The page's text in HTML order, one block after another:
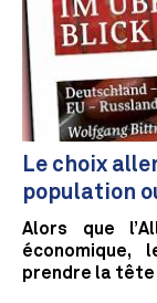
Le choix
population
Alors que
économique,
prendre la tête